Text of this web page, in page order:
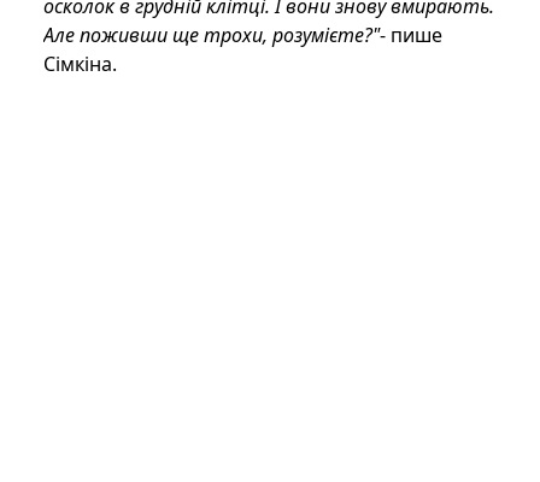
осколок в грудній клітці. І вони знову вмирають.
Але поживши ще трохи, розумієте?"- пише
Сімкіна.